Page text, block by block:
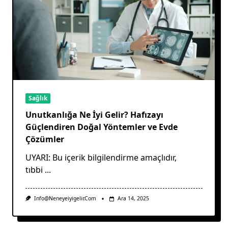
Sağlık
Unutkanlığa Ne İyi Gelir? Hafızayı
Güçlendiren Doğal Yöntemler ve Evde
Çözümler
UYARI: Bu içerik bilgilendirme amaçlıdır,
tıbbi ...
Info@neneyeiyigelir.com Ara 14, 2025